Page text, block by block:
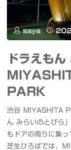
チ
ェ
コ
へ
こ
う"
居
酒
で
ろ
の
saya
ドラえも
PARK
渋谷 MIYASHITA
ん みらいのとびら
もドアの周りに集っ
芝生ひろばでは、